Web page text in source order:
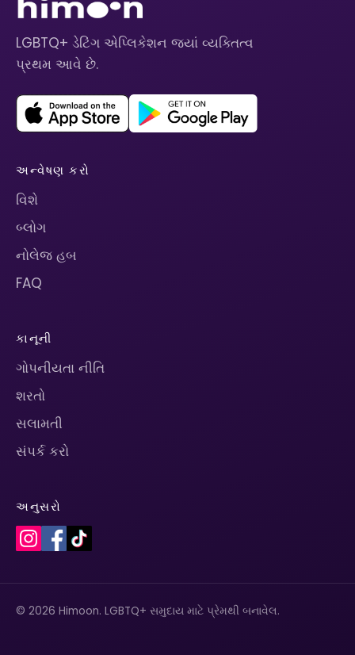
LGBTQ+ ડેટિંગ એપ્લિકેશન જ્યાં વ્યક્તિત્વ
પ્રથમ આવે છે.
અન્વેષણ કરો
વિશે
બ્લોગ
નોલેજ હબ
FAQ
કાનૂની
ગોપનીયતા નીતિ
શરતો
સલામતી
સંપર્ક કરો
અનુસરો
© 2026 Himoon. LGBTQ+ સમુદાય માટે પ્રેમથી બનાવેલ.